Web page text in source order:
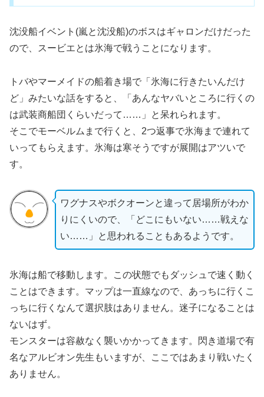
沈没船イベント(嵐と沈没船)のボスはギャロンだけだった
ので、スービエとは氷海で戦うことになります。
トバやマーメイドの船着き場で「氷海に行きたいんだけ
ど」みたいな話をすると、「あんなヤバいところに行くの
は武装商船団くらいだって……」と呆れられます。
そこでモーベルムまで行くと、2つ返事で氷海まで連れて
いってもらえます。氷海は寒そうですが展開はアツいで
す。
ワグナスやボクオーンと違って居場所がわか
りにくいので、「どこにもいない……戦えな
い……」と思われることもあるようです。
氷海は船で移動します。この状態でもダッシュで速く動く
ことはできます。マップは一直線なので、あっちに行くこ
っちに行くなんて選択肢はありません。迷子になることは
ないはず。
モンスターは容赦なく襲いかかってきます。閃き道場で有
名なアルビオン先生もいますが、ここではあまり戦いたく
ありません。